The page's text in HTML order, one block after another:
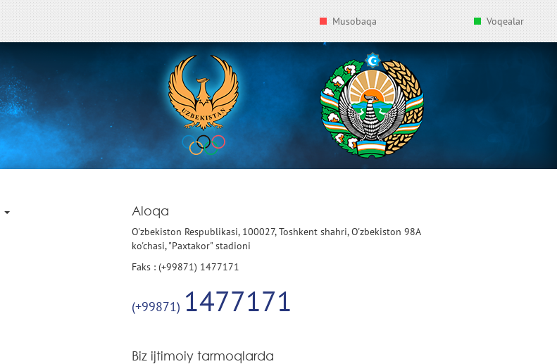
Musobaqa Voqealar
Aloqa
O'zbekiston Respublikasi, 100027, Toshkent shahri, O'zbekiston 98A
ko'chasi, "Paxtakor" stadioni
Faks : (+99871) 1477171
(+99871) 1477171
Biz ijtimoiy tarmoqlarda